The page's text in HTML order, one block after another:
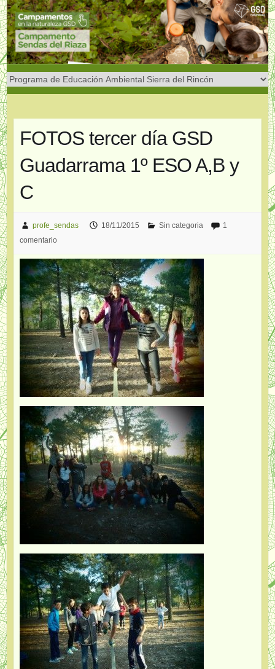
Saltar
al
contenido
FOTOS tercer día GSD
Guadarrama 1º ESO A,B y
C
profe_sendas 18/11/2015 Sin categoria
1
comentario